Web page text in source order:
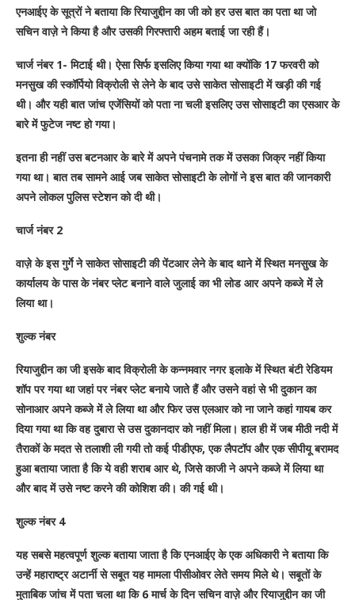
एनआईए के सूत्रों ने बताया कि रियाजुद्दीन का जी को हर उस बात का पता था जो
सचिन वाज़े ने किया है और उसकी गिरफ्तारी अहम बताई जा रही हैं।
चार्ज नंबर 1- मिटाई थी। ऐसा सिर्फ इसलिए किया गया था क्योंकि 17 फरवरी को
मनसुख की स्कॉर्पियो विक्रोली से लेने के बाद उसे साकेत सोसाइटी में खड़ी की गई
थी। और यही बात जांच एजेंसियों को पता ना चली इसलिए उस सोसाइटी का एसआर के
बारे में फुटेज नष्ट हो गया।
इतना ही नहीं उस बटनआर के बारे में अपने पंचनामे तक में उसका जिक्र नहीं किया
गया था। बात तब सामने आई जब साकेत सोसाइटी के लोगों ने इस बात की जानकारी
अपने लोकल पुलिस स्टेशन को दी थी।
चार्ज नंबर 2
वाज़े के इस गुर्गे ने साकेत सोसाइटी की पेंटआर लेने के बाद थाने में स्थित मनसुख के
कार्यालय के पास के नंबर प्लेट बनाने वाले जुलाई का भी लोड आर अपने कब्जे में ले
लिया था।
शुल्क नंबर
रियाजुद्दीन का जी इसके बाद विक्रोली के कन्नमवार नगर इलाके में स्थित बंटी रेडियम
शॉप पर गया था जहां पर नंबर प्लेट बनाये जाते हैं और उसने वहां से भी दुकान का
सोनाआर अपने कब्जे में ले लिया था और फिर उस एलआर को ना जाने कहां गायब कर
दिया गया था कि वह दुबारा से उस दुकानदार को नहीं मिला। हाल ही में जब मीठी नदी में
तैराकों के मदत से तलाशी ली गयी तो कई पीडीएफ, एक लैपटॉप और एक सीपीयू बरामद
हुआ बताया जाता है कि ये वही शराब आर थे, जिसे काजी ने अपने कब्जे में लिया था
और बाद में उसे नष्ट करने की कोशिश की। की गई थी।
शुल्क नंबर 4
यह सबसे महत्वपूर्ण शुल्क बताया जाता है कि एनआईए के एक अधिकारी ने बताया कि
उन्हें महाराष्ट्र अटार्नी से सबूत यह मामला पीसीओवर लेते समय मिले थे। सबूतों के
मुताबिक जांच में पता चला था कि 6 मार्च के दिन सचिन वाज़े और रियाजुद्दीन का जी